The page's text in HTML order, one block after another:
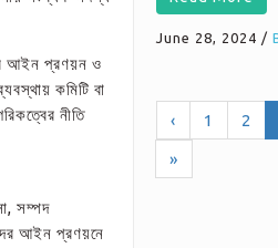
আইন প্রণয়ন ও
কমিটি বা
নীতি
সম্পদ
আইন প্রণয়নে
June 28, 2024 /
‹ 1 2
»